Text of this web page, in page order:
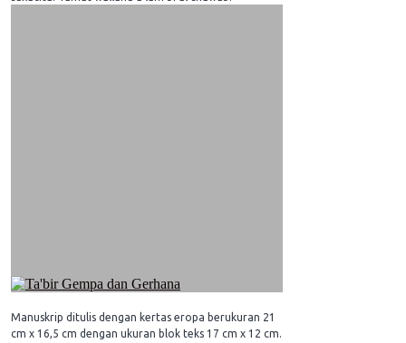
Manuskrip ditulis dengan kertas eropa berukuran 21
cm x 16,5 cm dengan ukuran blok teks 17 cm x 12 cm.